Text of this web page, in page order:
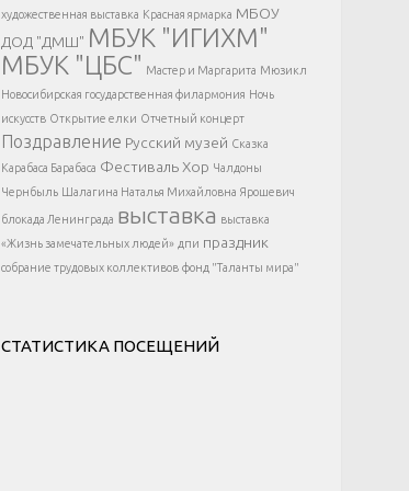
</div >
художественная выставка Красная ярмарка МБОУ
ДОД "ДМШ" МБУК "ИГИХМ"
МБУК "ЦБС" Мастер и Маргарита Мюзикл
Новосибирская государственная филармония Ночь
искусств Открытие елки Отчетный концерт
Поздравление Русский музей Сказка
Карабаса Барабаса ФестивальХор Чалдоны
Чернбыль Шалагина Наталья Михайловна Ярошевич
блокада Ленинграда выставка выставка
«Жизнь замечательных людей» дпи праздник
собрание трудовых коллективов фонд "Таланты мира"
СТАТИСТИКА ПОСЕЩЕНИЙ